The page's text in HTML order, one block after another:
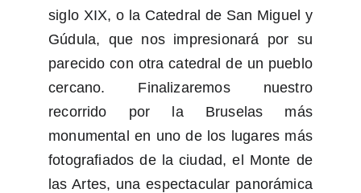
siglo XIX, o la Catedral de San Miguel y
Gúdula, que nos impresionará por su
parecido con otra catedral de un pueblo
cercano. Finalizaremos nuestro
recorrido por la Bruselas más
monumental en uno de los lugares más
fotografiados de la ciudad, el Monte de
las Artes, una espectacular panorámica